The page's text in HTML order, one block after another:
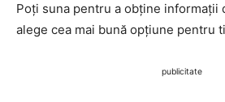
Poți suna pentru a obține informații
alege cea mai bună opțiune pentru
publicitate